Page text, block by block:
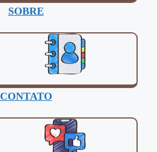
SOBRE
CONTATO